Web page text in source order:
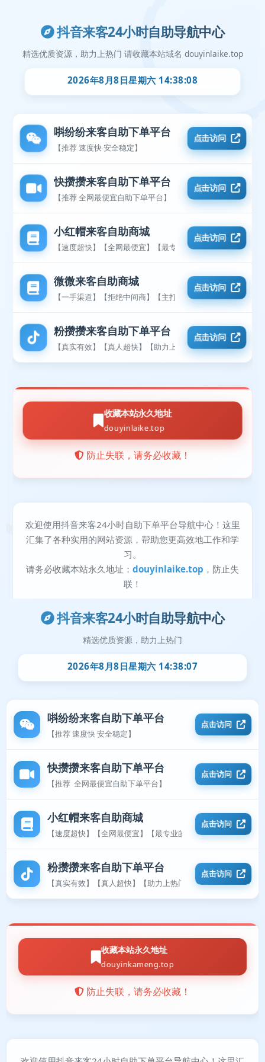
抖音来客24小时自助导航中心
精选优质资源，助力上热门
2026年8月8日星期六 14:38:07
唞纷纷来客自助下单平台
【推荐 速度快 安全稳定】
点击访问
快攒攒来客自助下单平台
【推荐 全网最便宜自助下单平台】
点击访问
小红帽来客自助商城
【速度超快】【全网最便宜】【最专业的平台】
点击访问
粉攒攒来客自助下单平台
【真实有效】【真人超快】【助力上热门】
点击访问
收藏本站永久地址
douyinkameng.top
防止失联，请务必收藏！